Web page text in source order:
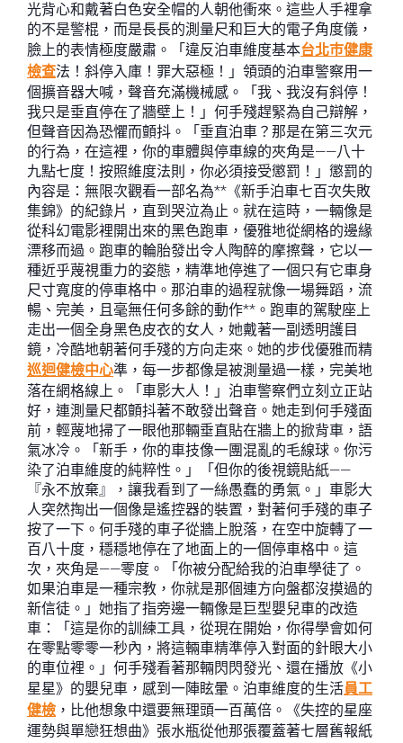
光背心和戴著白色安全帽的人朝他衝來。這些人手裡拿
的不是警棍，而是長長的測量尺和巨大的電子角度儀，
臉上的表情極度嚴肅。「違反泊車維度基本台北巿健康
檢查法！斜停入庫！罪大惡極！」領頭的泊車警察用一
個擴音器大喊，聲音充滿機械感。「我、我沒有斜停！
我只是垂直停在了牆壁上！」何手殘趕緊為自己辯解，
但聲音因為恐懼而顫抖。「垂直泊車？那是在第三次元
的行為，在這裡，你的車體與停車線的夾角是——八十
九點七度！按照維度法則，你必須接受懲罰！」懲罰的
內容是：無限次觀看一部名為**《新手泊車七百次失敗
集錦》的紀錄片，直到哭泣為止。就在這時，一輛像是
從科幻電影裡開出來的黑色跑車，優雅地從網格的邊緣
漂移而過。跑車的輪胎發出令人陶醉的摩擦聲，它以一
種近乎蔑視重力的姿態，精準地停進了一個只有它車身
尺寸寬度的停車格中。那泊車的過程就像一場舞蹈，流
暢、完美，且毫無任何多餘的動作**。跑車的駕駛座上
走出一個全身黑色皮衣的女人，她戴著一副透明護目
鏡，冷酷地朝著何手殘的方向走來。她的步伐優雅而精
巡迴健檢中心準，每一步都像是被測量過一樣，完美地
落在網格線上。「車影大人！」泊車警察們立刻立正站
好，連測量尺都顫抖著不敢發出聲音。她走到何手殘面
前，輕蔑地掃了一眼他那輛垂直貼在牆上的掀背車，語
氣冰冷。「新手，你的車技像一團混亂的毛線球。你污
染了泊車維度的純粹性。」「但你的後視鏡貼紙——
『永不放棄』，讓我看到了一絲愚蠢的勇氣。」車影大
人突然掏出一個像是遙控器的裝置，對著何手殘的車子
按了一下。何手殘的車子從牆上脫落，在空中旋轉了一
百八十度，穩穩地停在了地面上的一個停車格中。這
次，夾角是——零度。「你被分配給我的泊車學徒了。
如果泊車是一種宗教，你就是那個連方向盤都沒摸過的
新信徒。」她指了指旁邊一輛像是巨型嬰兒車的改造
車：「這是你的訓練工具，從現在開始，你得學會如何
在零點零零一秒內，將這輛車精準停入對面的針眼大小
的車位裡。」何手殘看著那輛閃閃發光、還在播放《小
星星》的嬰兒車，感到一陣眩暈。泊車維度的生活員工
健檢 ，比他想象中還要無理頭一百萬倍。《失控的星座
運勢與單戀狂想曲》張水瓶從他那張覆蓋著七層舊報紙